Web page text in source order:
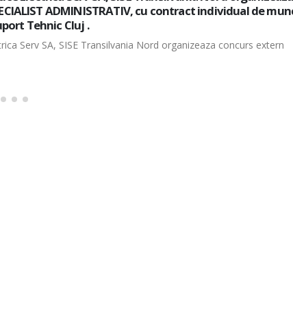
mentenanta, cu contract individual de munca pe
Sud-Oltenia– Centrul 110 kV.
Serv SA, organizeaza concurs intern/extern pentru ocuparea a